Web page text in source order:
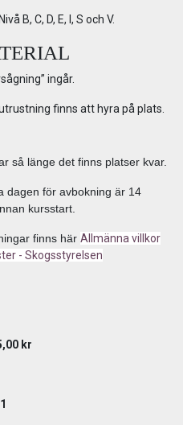
B, C, D, E, I, S och V.
ingår.
finns att hyra på plats.
så länge det finns platser kvar.
dagen för avbokning är 14
kursstart.
finns här Allmänna villkor
- Skogsstyrelsen
kr
1